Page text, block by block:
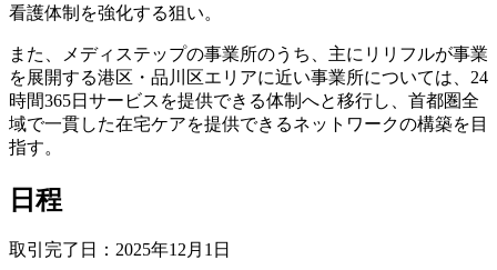
看護体制を強化する狙い。
また、メディステップの事業所のうち、主にリリフルが事業
を展開する港区・品川区エリアに近い事業所については、24
時間365日サービスを提供できる体制へと移行し、首都圏全
域で一貫した在宅ケアを提供できるネットワークの構築を目
指す。
日程
取引完了日：2025年12月1日